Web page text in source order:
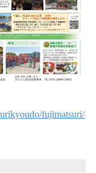
fujimatsuri/